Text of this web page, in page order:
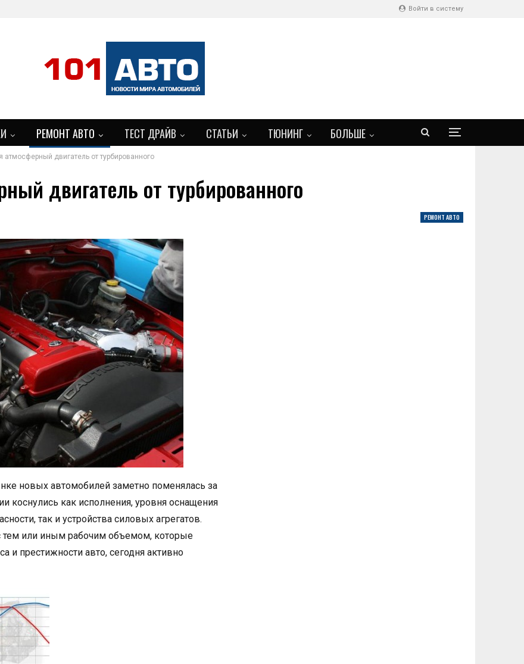
Войти в систему
РЕМОНТ АВТО ТЕСТ ДРАЙВ СТАТЬИ ТЮНИНГ БОЛЬШЕ
атмосферный двигатель от турбированного
двигатель от турбированного
РЕМОНТ АВТО
новых автомобилей заметно поменялась за
коснулись как исполнения, уровня оснащения
так и устройства силовых агрегатов.
или иным рабочим объемом, которые
и престижности авто, сегодня активно